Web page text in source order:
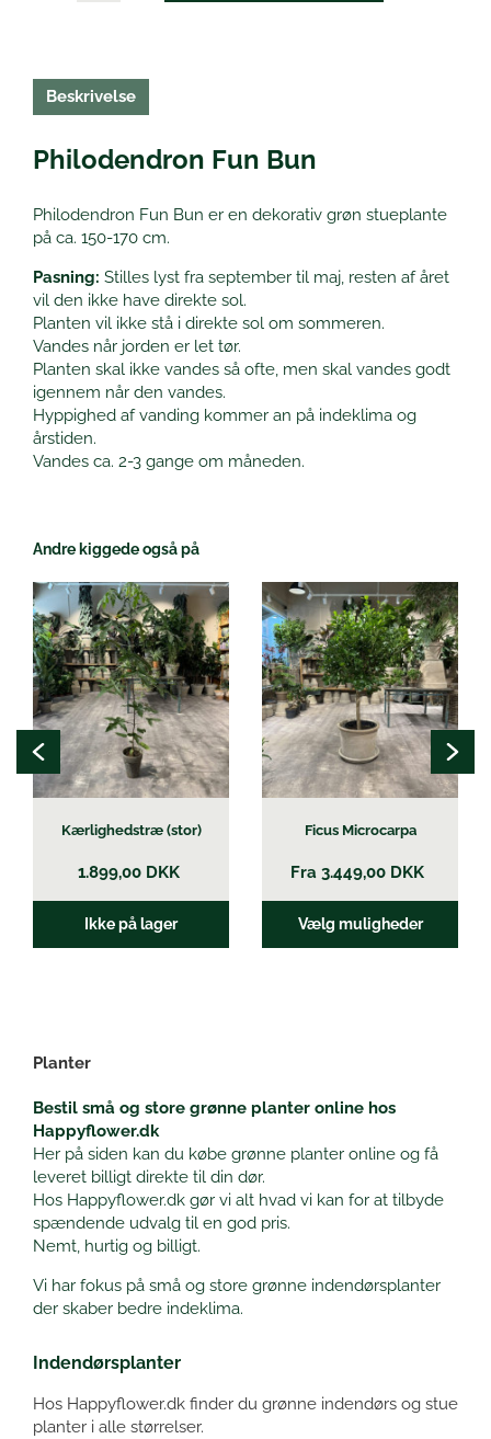
Beskrivelse
Philodendron Fun Bun
Philodendron Fun Bun er en dekorativ grøn stueplante
på ca. 150-170 cm.
Pasning: Stilles lyst fra september til maj, resten af året
vil den ikke have direkte sol.
Planten vil ikke stå i direkte sol om sommeren.
Vandes når jorden er let tør.
Planten skal ikke vandes så ofte, men skal vandes godt
igennem når den vandes.
Hyppighed af vanding kommer an på indeklima og
årstiden.
Vandes ca. 2-3 gange om måneden.
Andre kiggede også på
Kærlighedstræ (stor)
1.899,00 DKK
Ikke på lager
Ficus Microcarpa
Fra 3.449,00 DKK
Vælg muligheder
Dette
vare
har
flere
varianter.
Mulighederne
kan
vælges
på
varesiden
Planter
Bestil små og store grønne planter online hos
Happyflower.dk
Her på siden kan du købe grønne planter online og få
leveret billigt direkte til din dør.
Hos Happyflower.dk gør vi alt hvad vi kan for at tilbyde
spændende udvalg til en god pris.
Nemt, hurtig og billigt.
Vi har fokus på små og store grønne indendørsplanter
der skaber bedre indeklima.
Indendørsplanter
Hos Happyflower.dk finder du grønne indendørs og stue
planter i alle størrelser.